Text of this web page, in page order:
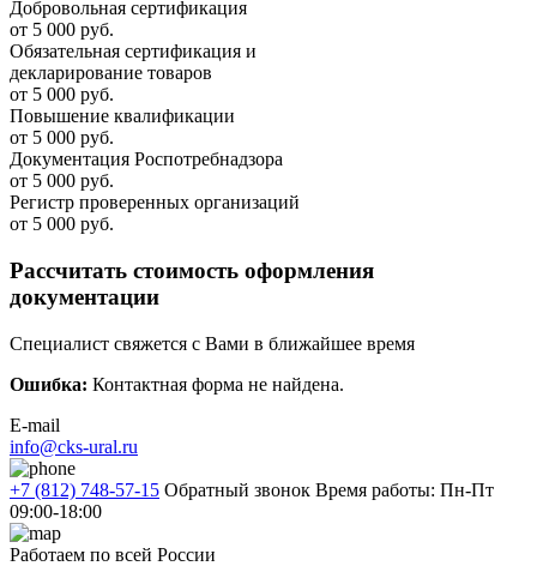
Добровольная сертификация
от 5 000 руб.
Обязательная сертификация и
декларирование товаров
от 5 000 руб.
Повышение квалификации
от 5 000 руб.
Документация Роспотребнадзора
от 5 000 руб.
Регистр проверенных организаций
от 5 000 руб.
Рассчитать стоимость оформления
документации
Специалист свяжется с Вами в ближайшее время
Ошибка: Контактная форма не найдена.
E-mail
info@cks-ural.ru
+7 (812) 748-57-15 Обратный звонок Время работы: Пн-Пт
09:00-18:00
Работаем по всей России